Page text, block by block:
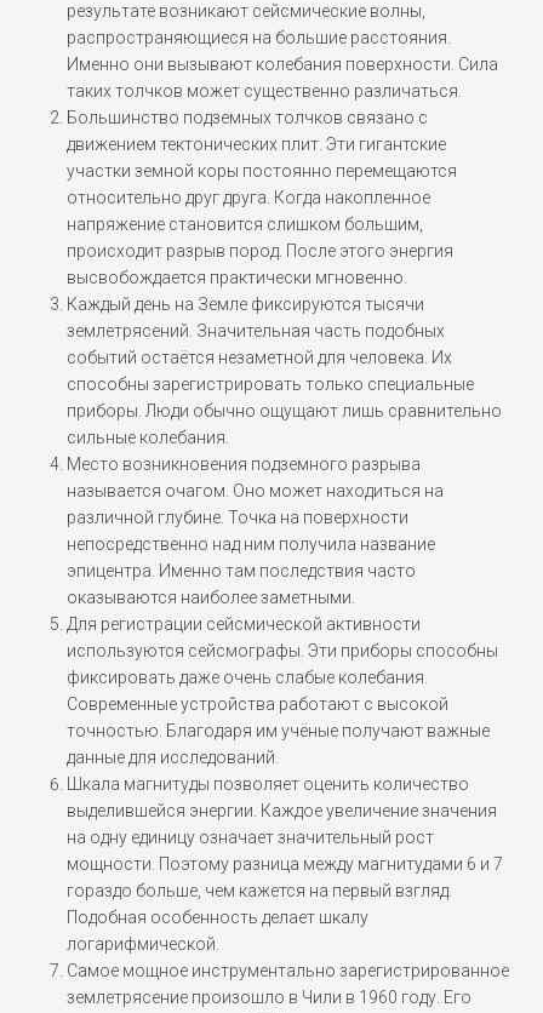
результате возникают сейсмические волны,
распространяющиеся на большие расстояния.
Именно они вызывают колебания поверхности. Сила
таких толчков может существенно различаться.
Большинство подземных толчков связано с
движением тектонических плит. Эти гигантские
участки земной коры постоянно перемещаются
относительно друг друга. Когда накопленное
напряжение становится слишком большим,
происходит разрыв пород. После этого энергия
высвобождается практически мгновенно.
Каждый день на Земле фиксируются тысячи
землетрясений. Значительная часть подобных
событий остаётся незаметной для человека. Их
способны зарегистрировать только специальные
приборы. Люди обычно ощущают лишь сравнительно
сильные колебания.
Место возникновения подземного разрыва
называется очагом. Оно может находиться на
различной глубине. Точка на поверхности
непосредственно над ним получила название
эпицентра. Именно там последствия часто
оказываются наиболее заметными.
Для регистрации сейсмической активности
используются сейсмографы. Эти приборы способны
фиксировать даже очень слабые колебания.
Современные устройства работают с высокой
точностью. Благодаря им учёные получают важные
данные для исследований.
Шкала магнитуды позволяет оценить количество
выделившейся энергии. Каждое увеличение значения
на одну единицу означает значительный рост
мощности. Поэтому разница между магнитудами 6 и 7
гораздо больше, чем кажется на первый взгляд.
Подобная особенность делает шкалу
логарифмической.
Самое мощное инструментально зарегистрированное
землетрясение произошло в Чили в 1960 году. Его